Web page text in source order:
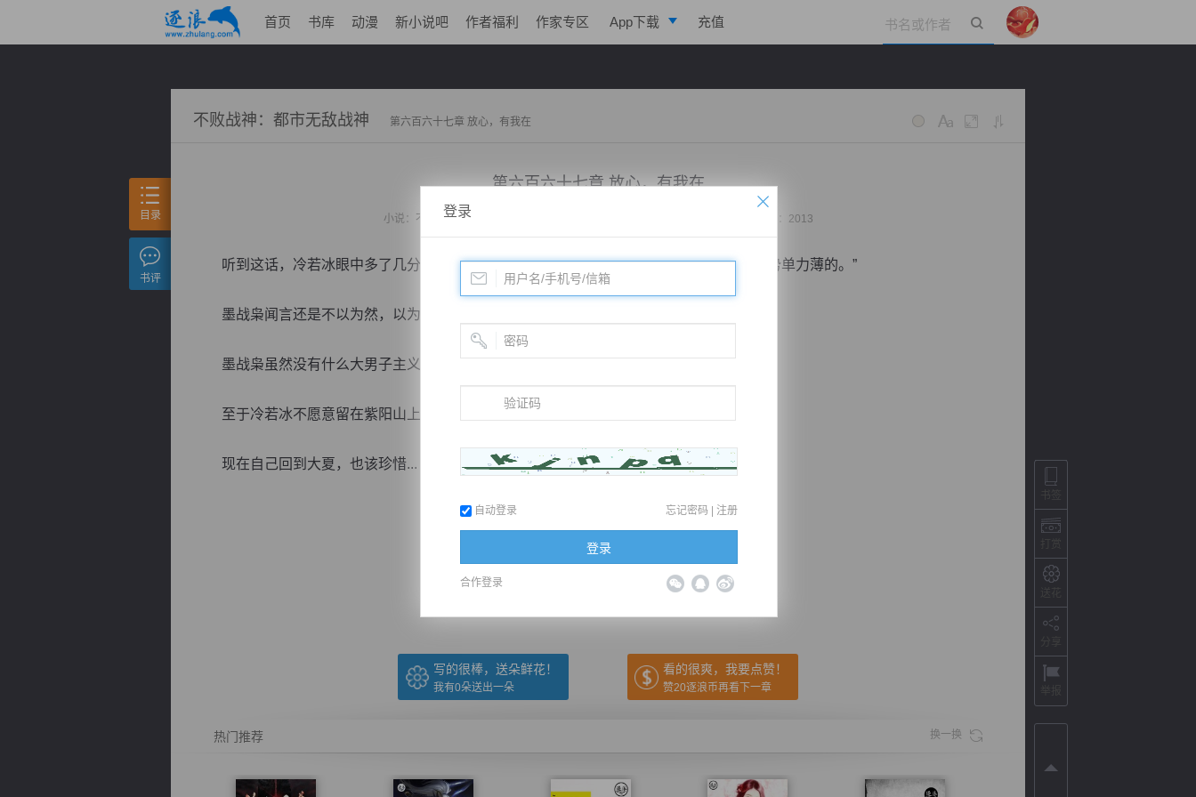
首页 书库 动漫 新小说吧 作者福利 作家专区 App下载 充值
不败战神：都市无敌战神 第六百六十七章 放心，有我在
第六百六十七章 放心，有我在
小说： 不败战神：都市无敌战神 更新时间：2020-05-10 23:25 字数：2013
听到这话，冷若冰眼中多了几分深沉，继而淡淡的说道：“放心……有我在！我不会让你势单力薄的。”
墨战枭闻言还是不以为然，以为冷若冰在鼓励她。
墨战枭虽然没有什么大男子主义，但还是不可能让自己的女人来保护自己的。
至于冷若冰不愿意留在紫阳山上，不留也好……
现在自己回到大夏，也该珍惜...
推荐在手机上阅读本书
（← 快捷键 下一章 快捷键→）
写的很棒，送朵鲜花！
我有0朵送出一朵
看的很爽，我要点赞！
赞20逐浪币再看下一章
热门推荐 换一换
目录
书评
登录
自动登录 忘记密码 | 注册
登录
合作登录